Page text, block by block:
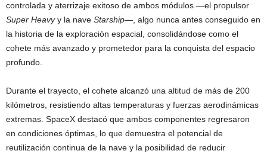
controlada y aterrizaje exitoso de ambos módulos —el propulsor
Super Heavyy la nave Starship—, algo nunca antes conseguido en
la historia de la exploración espacial, consolidándose como el
cohete más avanzado y prometedor para la conquista del espacio
profundo.
Durante el trayecto, el cohete alcanzó una altitud de más de 200
kilómetros, resistiendo altas temperaturas y fuerzas aerodinámicas
extremas. SpaceX destacó que ambos componentes regresaron
en condiciones óptimas, lo que demuestra el potencial de
reutilización continua de la nave y la posibilidad de reducir